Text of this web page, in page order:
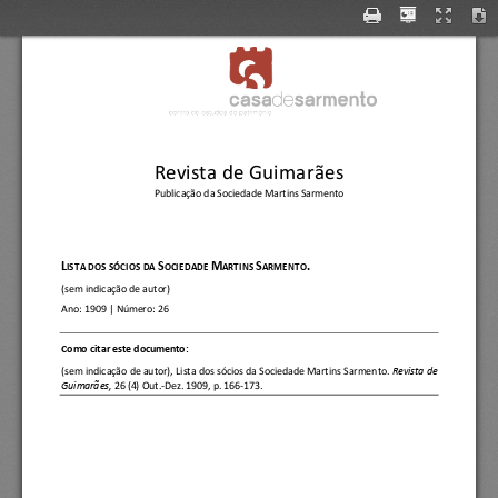
Revista de Guimarães
Publicação da Sociedade Martins Sarmento
L ISTA DOS SÓCIOS DA
S OCIEDADE M ARTINS SARMENTO
(sem indicação de autor)
(sem indicação de autor)
Lista dos sócios da Sociedade Martins Sarmento
Guimarães, 26 (4) Out.- Dez. 1909, p. 166
-173.
fi
casa sarmento
de
centro do estudos do patrimÓr¬io